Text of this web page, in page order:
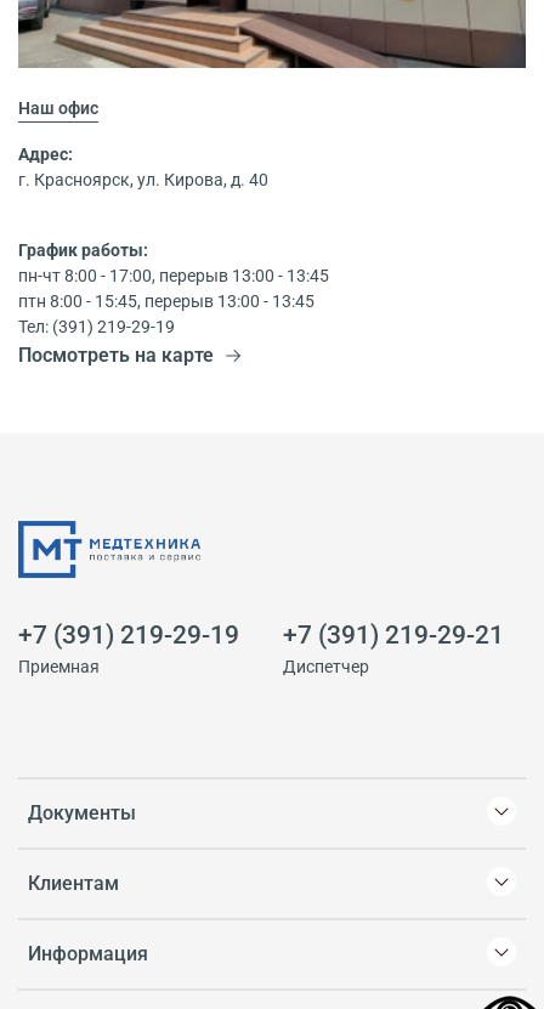
Наш офис
Адрес:
г. Красноярск, ул. Кирова, д. 40
График работы:
пн-чт 8:00 - 17:00, перерыв 13:00 - 13:45
птн 8:00 - 15:45, перерыв 13:00 - 13:45
Тел: (391) 219-29-19
Посмотреть на карте
Документы
Клиентам
Информация
+7 (391) 219-29-19
Приемная
+7 (391) 219-29-21
Диспетчер